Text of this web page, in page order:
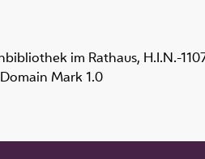
im Rathaus, H.I.N.-
Mark 1.0